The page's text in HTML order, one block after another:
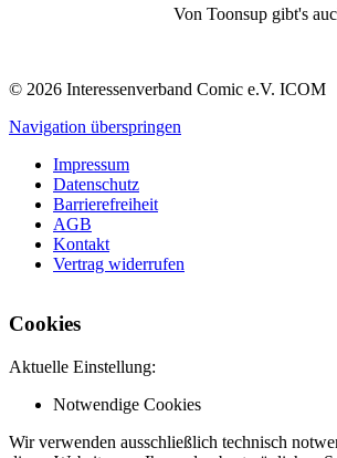
Von Toonsup gibt's
© 2026 Interessenverband Comic e.V. ICOM
Navigation überspringen
Impressum
Datenschutz
Barrierefreiheit
AGB
Kontakt
Vertrag widerrufen
Cookies
Aktuelle Einstellung:
Notwendige Cookies
Wir verwenden ausschließlich technisch